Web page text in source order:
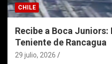
CHILE
Recibe a Boca Juniors:
Teniente de Rancagua
29 julio, 2026